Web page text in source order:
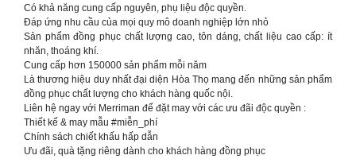
Có khả năng cung cấp nguyên, phụ liệu độc quyền.
Đáp ứng nhu cầu của mọi quy mô doanh nghiệp lớn nhỏ
Sản phẩm đồng phục chất lượng cao, tôn dáng, chất liệu cao cấp: ít
nhăn, thoáng khí.
Cung cấp hơn 150000 sản phẩm mỗi năm
Là thương hiệu duy nhất đại diện Hòa Thọ mang đến những sản phẩm
đồng phục chất lượng cho khách hàng quốc nội.
Liên hệ ngay với Merriman để đặt may với các ưu đãi độc quyền :
Thiết kế & may mẫu #miễn_phí
Chính sách chiết khấu hấp dẫn
Ưu đãi, quà tặng riêng dành cho khách hàng đồng phục